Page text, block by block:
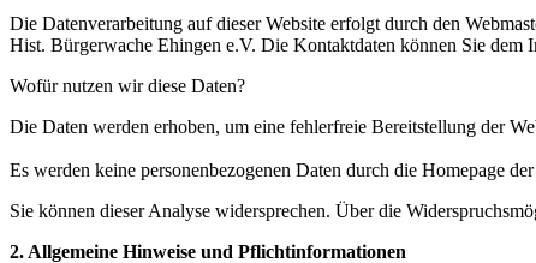
Die Datenverarbeitung auf dieser Website erfolgt durch den
Hist. Bürgerwache Ehingen e.V. Die Kontaktdaten können Sie dem
Wofür nutzen wir diese Daten?
Die Daten werden erhoben, um eine fehlerfreie Bereitstellung der
Es werden keine personenbezogenen Daten durch die Homepage
Sie können dieser Analyse widersprechen. Über die
2. Allgemeine Hinweise und Pflichtinformationen